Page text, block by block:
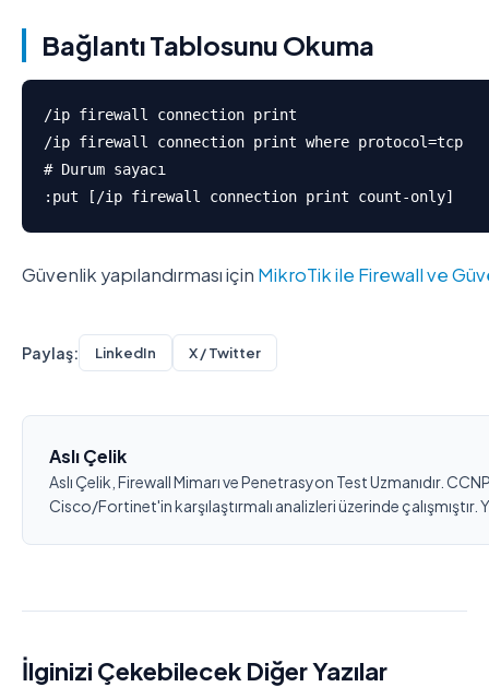
Bağlantı Tablosunu Okuma
/ip firewall connection print
/ip firewall connection print where protocol=tcp
# Durum sayacı
:put [/ip firewall connection print count-only]
Güvenlik yapılandırması için MikroTik ile Firewall ve
Paylaş: LinkedIn X / Twitter
Aslı Çelik
Aslı Çelik, Firewall Mimarı ve Penetrasyon Test Uzmanıdır.
Cisco/Fortinet'in karşılaştırmalı analizleri üzerinde çalışmıştır.
İlginizi Çekebilecek Diğer Yazılar